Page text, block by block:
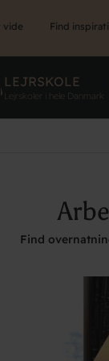
vide Find
LEJRSKOLE
Lejrskoler i hele Danmark
Find